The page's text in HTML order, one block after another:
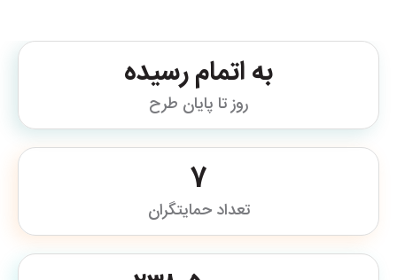
به اتمام رسیده
روز تا پایان طرح
7
تعداد حمایتگران